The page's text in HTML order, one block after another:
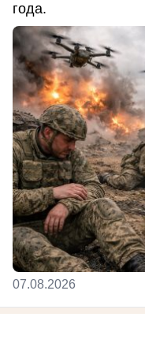
года.
07.08.2026